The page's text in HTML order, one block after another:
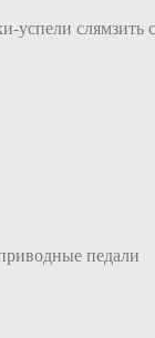
успели слямзить с
педали